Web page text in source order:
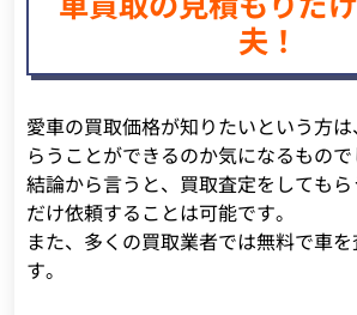
夫！
愛車の買取価格が知りたいという方
らうことができるのか気になるもので
結論から言うと、買取査定をしても
だけ依頼することは可能です。
また、多くの買取業者では無料で車
す。